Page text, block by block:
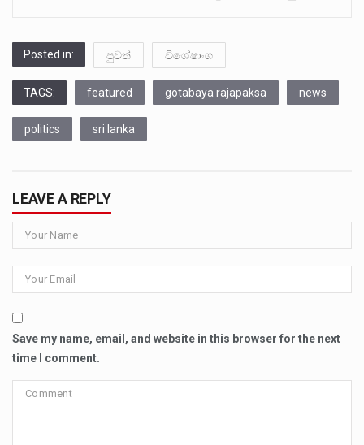
Posted in: පුවත් විශේෂාංග
TAGS: featured gotabaya rajapaksa news
politics sri lanka
LEAVE A REPLY
Save my name, email, and website in this browser for the next
time I comment.